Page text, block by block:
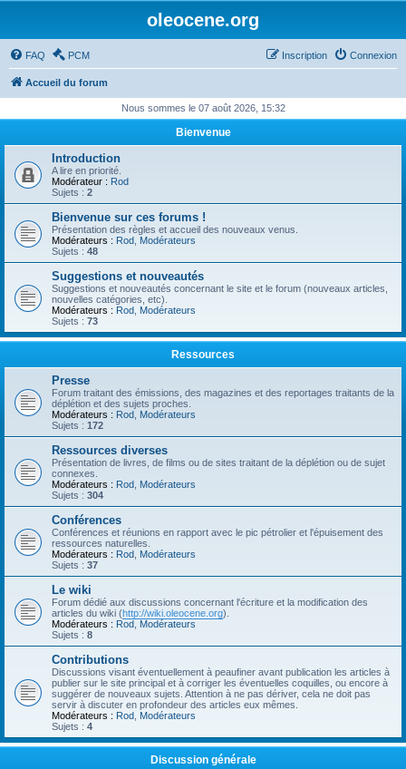
oleocene.org
FAQ PCM Connexion
Inscription
Accueil du forum
Nous sommes le 07 août 2026, 15:32
Bienvenue
Introduction
A lire en priorité.
Modérateur : Rod
Sujets : 2
Bienvenue sur ces forums !
Présentation des règles et accueil des nouveaux venus.
Modérateurs : Rod Modérateurs
Sujets : 48
Suggestions et nouveautés
Suggestions et nouveautés concernant le site et le forum (nouveaux articles,
nouvelles catégories, etc).
Modérateurs : Rod Modérateurs
Sujets : 73
Ressources
Presse
Forum traitant des émissions, des magazines et des reportages traitants de la
déplétion et des sujets proches.
Modérateurs : Rod Modérateurs
Sujets : 172
Ressources diverses
Présentation de livres, de films ou de sites traitant de la déplétion ou de sujet
connexes.
Modérateurs : Rod Modérateurs
Sujets : 304
Conférences
Conférences et réunions en rapport avec le pic pétrolier et l'épuisement des
ressources naturelles.
Modérateurs : Rod Modérateurs
Sujets : 37
Le wiki
Forum dédié aux discussions concernant l'écriture et la modification des
articles du wiki (http://wiki.oleocene.org).
Modérateurs : Rod Modérateurs
Sujets : 8
Contributions
Discussions visant éventuellement à peaufiner avant publication les articles à
publier sur le site principal et à corriger les éventuelles coquilles, ou encore à
suggérer de nouveaux sujets. Attention à ne pas dériver, cela ne doit pas
servir à discuter en profondeur des articles eux mêmes.
Modérateurs : Rod Modérateurs
Sujets : 4
Discussion générale